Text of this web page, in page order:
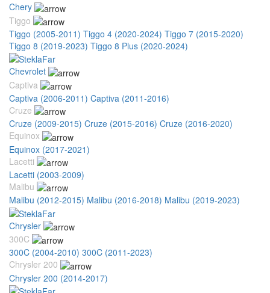
Chery
Tiggo
Tiggo (2005-2011) Tiggo 4 (2020-2024) Tiggo 7 (2015-2020)
Tiggo 8 (2019-2023) Tiggo 8 Plus (2020-2024)
Chevrolet
Captiva
Captiva (2006-2011) Captiva (2011-2016)
Cruze
Cruze (2009-2015) Cruze (2015-2016) Cruze (2016-2020)
Equinox
Equinox (2017-2021)
Lacetti
Lacetti (2003-2009)
Malibu
Malibu (2012-2015) Malibu (2016-2018) Malibu (2019-2023)
Chrysler
300C
300C (2004-2010) 300C (2011-2023)
Chrysler 200
Chrysler 200 (2014-2017)